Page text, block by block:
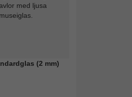
med ljusa
(2 mm)